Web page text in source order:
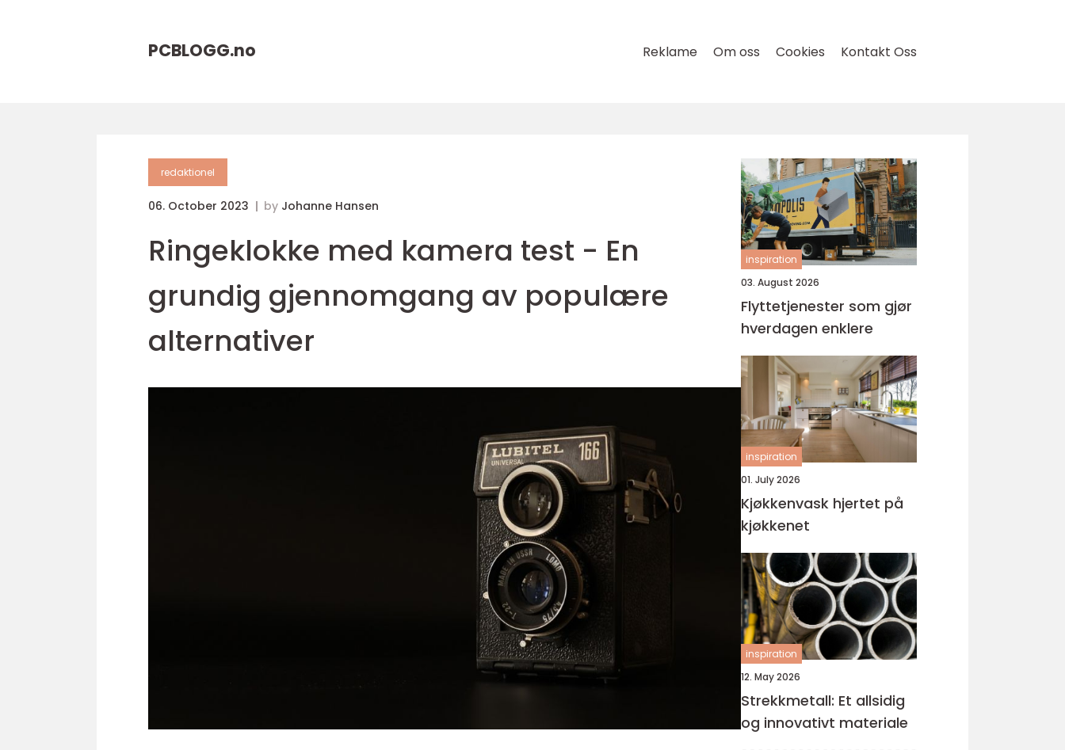
PCBLOGG.no Reklame Om oss Cookies Kontakt Oss
redaktionel
06. October 2023 by Johanne Hansen
Ringeklokke med kamera test - En
grundig gjennomgang av populære
alternativer
inspiration
03. August 2026
Flyttetjenester som gjør
hverdagen enklere
inspiration
01. July 2026
Kjøkkenvask hjertet på
kjøkkenet
inspiration
12. May 2026
Strekkmetall: Et allsidig
og innovativt materiale